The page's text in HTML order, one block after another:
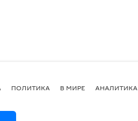
ПОЛИТИКА В МИРЕ АНАЛИТИКА